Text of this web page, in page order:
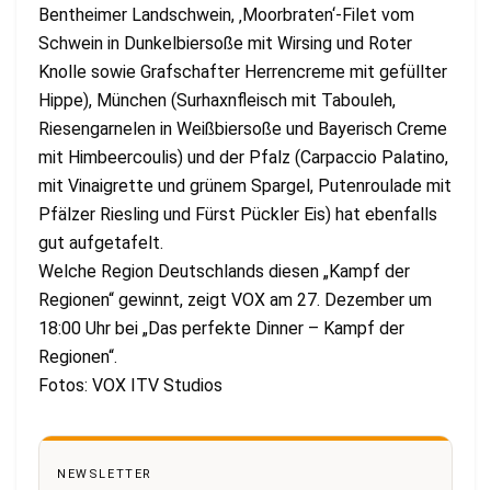
Bentheimer Landschwein, ‚Moorbraten‘-Filet vom
Schwein in Dunkelbiersoße mit Wirsing und Roter
Knolle sowie Grafschafter Herrencreme mit gefüllter
Hippe), München (Surhaxnfleisch mit Tabouleh,
Riesengarnelen in Weißbiersoße und Bayerisch Creme
mit Himbeercoulis) und der Pfalz (Carpaccio Palatino,
mit Vinaigrette und grünem Spargel, Putenroulade mit
Pfälzer Riesling und Fürst Pückler Eis) hat ebenfalls
gut aufgetafelt.
Welche Region Deutschlands diesen „Kampf der
Regionen“ gewinnt, zeigt VOX am 27. Dezember um
18:00 Uhr bei „Das perfekte Dinner – Kampf der
Regionen“.
Fotos: VOX ITV Studios
NEWSLETTER